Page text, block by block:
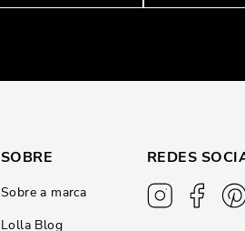
SOBRE
Sobre a marca
Lolla Blog
REDES